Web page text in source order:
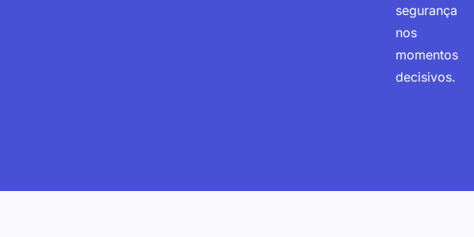
segurança
nos
momentos
decisivos.